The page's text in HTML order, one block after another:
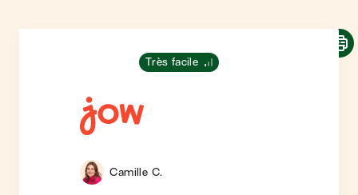
Très facile
Camille C.